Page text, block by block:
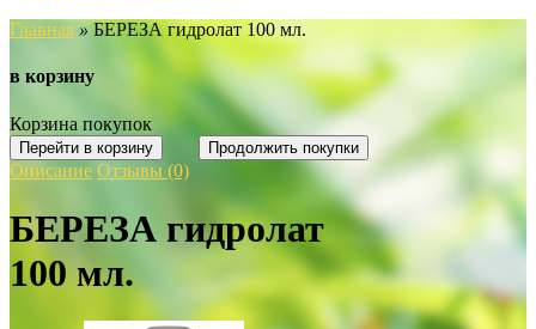
Главная »БЕРЕЗА гидролат 100 мл.
в корзину
Корзина покупок
Перейти в корзину Продолжить покупки
Описание Отзывы (0)
БЕРЕЗА гидролат
100 мл.